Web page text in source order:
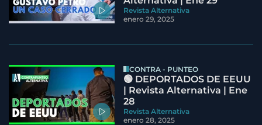
Revista Alternativa
enero 29, 2025
CONTRA - PUNTEO
🟢 DEPORTADOS DE EEUU
| Revista Alternativa | Ene
28
Revista Alternativa
enero 28, 2025